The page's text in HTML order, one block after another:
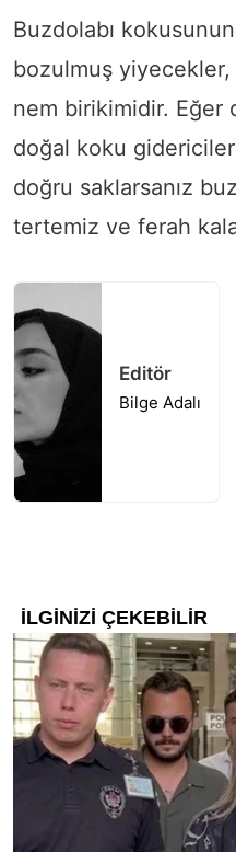
Buzdolabı
bozulmuş
nem birikimidir. Eğer
doğal koku
doğru saklarsanız
tertemiz ve ferah
Editör
Bilge Adalı